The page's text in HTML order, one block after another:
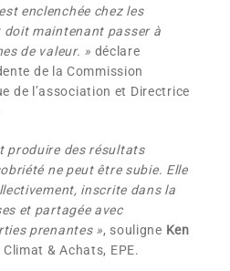
enclenchée chez les
doit maintenant passer à
de valeur. » déclare
de la Commission
de l’association et Directrice
produire des résultats
ne peut être subie. Elle
inscrite dans la
et partagée avec
prenantes », souligne Ken
& Achats, EPE.